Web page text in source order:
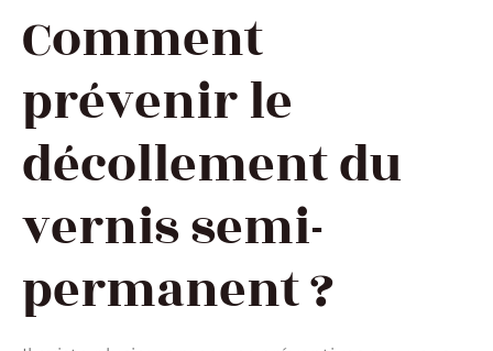
Comment
prévenir le
décollement du
vernis semi-
permanent ?